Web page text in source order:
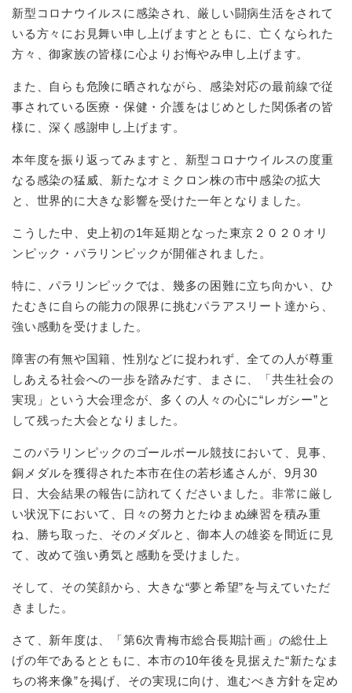
新型コロナウイルスに感染され、厳しい闘病生活をされて
いる方々にお見舞い申し上げますとともに、亡くなられた
方々、御家族の皆様に心よりお悔やみ申し上げます。
また、自らも危険に晒されながら、感染対応の最前線で従
事されている医療・保健・介護をはじめとした関係者の皆
様に、深く感謝申し上げます。
本年度を振り返ってみますと、新型コロナウイルスの度重
なる感染の猛威、新たなオミクロン株の市中感染の拡大
と、世界的に大きな影響を受けた一年となりました。
こうした中、史上初の1年延期となった東京２０２０オリ
ンピック・パラリンピックが開催されました。
特に、パラリンピックでは、幾多の困難に立ち向かい、ひ
たむきに自らの能力の限界に挑むパラアスリート達から、
強い感動を受けました。
障害の有無や国籍、性別などに捉われず、全ての人が尊重
しあえる社会への一歩を踏みだす、まさに、「共生社会の
実現」という大会理念が、多くの人々の心に“レガシー”と
して残った大会となりました。
このパラリンピックのゴールボール競技において、見事、
銅メダルを獲得された本市在住の若杉遙さんが、9月30
日、大会結果の報告に訪れてくださいました。非常に厳し
い状況下において、日々の努力とたゆまぬ練習を積み重
ね、勝ち取った、そのメダルと、御本人の雄姿を間近に見
て、改めて強い勇気と感動を受けました。
そして、その笑顔から、大きな“夢と希望”を与えていただ
きました。
さて、新年度は、「第6次青梅市総合長期計画」の総仕上
げの年であるとともに、本市の10年後を見据えた“新たなま
ちの将来像”を掲げ、その実現に向け、進むべき方針を定め